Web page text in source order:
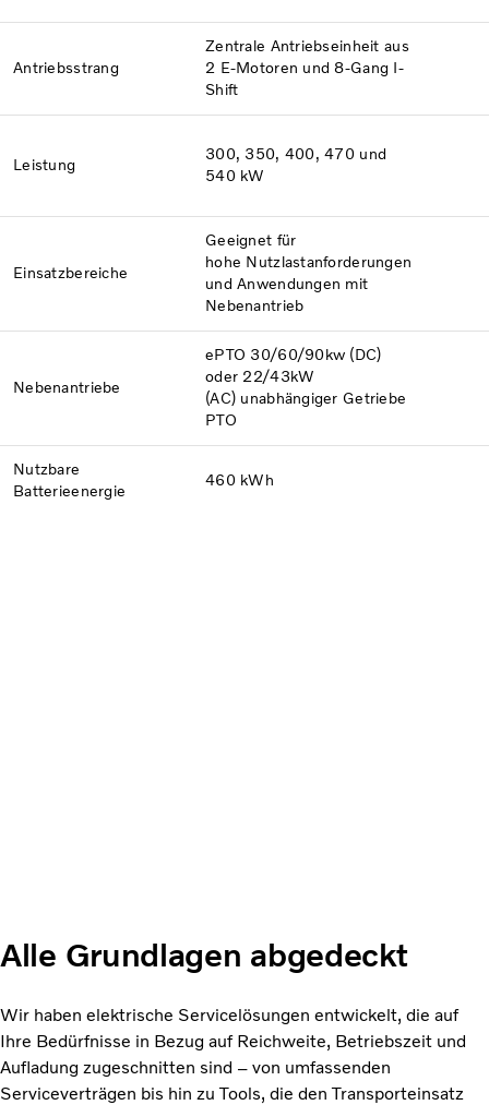
Antriebsstrang
Zentrale Antriebseinheit aus
2 E-Motoren und 8-Gang I-
Shift
Leistung
300, 350, 400, 470 und
540 kW
Einsatzbereiche
Geeignet für
hohe Nutzlastanforderungen
und Anwendungen mit
Nebenantrieb
Nebenantriebe
ePTO 30/60/90kw (DC)
oder 22/43kW
(AC) unabhängiger Getriebe
PTO
Nutzbare
Batterieenergie
460 kWh
Alle Grundlagen abgedeckt
Wir haben elektrische Servicelösungen entwickelt, die auf
Ihre Bedürfnisse in Bezug auf Reichweite, Betriebszeit und
Aufladung zugeschnitten sind – von umfassenden
Serviceverträgen bis hin zu Tools, die den Transporteinsatz